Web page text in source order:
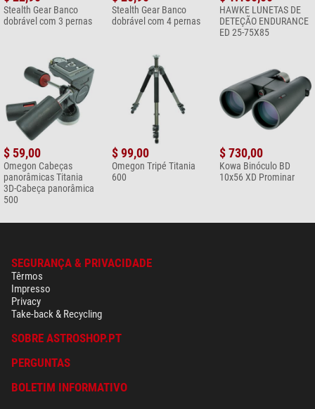
(Stefan Rieger)
Stealth Gear Banco
dobrável com 3 pernas
Stealth Gear Banco
dobrável com 4 pernas
HAWKE LUNETAS DE
DETEÇÃO ENDURANCE
ED 25-75X85
$ 59,00
Omegon Cabeças
panorâmicas Titania
3D-Cabeça panorâmica
500
$ 99,00
Omegon Tripé Titania
600
$ 730,00
Kowa Binóculo BD
10x56 XD Prominar
SEGURANÇA & PRIVACIDADE
Têrmos
Impresso
Privacy
Take-back & Recycling
SOBRE ASTROSHOP.PT
PERGUNTAS
BOLETIM INFORMATIVO